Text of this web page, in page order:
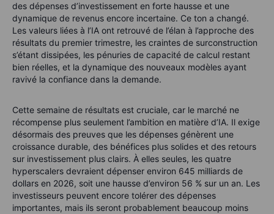
des dépenses d’investissement en forte hausse et une
dynamique de revenus encore incertaine. Ce ton a changé.
Les valeurs liées à l’IA ont retrouvé de l’élan à l’approche des
résultats du premier trimestre, les craintes de surconstruction
s’étant dissipées, les pénuries de capacité de calcul restant
bien réelles, et la dynamique des nouveaux modèles ayant
ravivé la confiance dans la demande.
Cette semaine de résultats est cruciale, car le marché ne
récompense plus seulement l’ambition en matière d’IA. Il exige
désormais des preuves que les dépenses génèrent une
croissance durable, des bénéfices plus solides et des retours
sur investissement plus clairs. À elles seules, les quatre
hyperscalers devraient dépenser environ 645 milliards de
dollars en 2026, soit une hausse d’environ 56 % sur un an. Les
investisseurs peuvent encore tolérer des dépenses
importantes, mais ils seront probablement beaucoup moins